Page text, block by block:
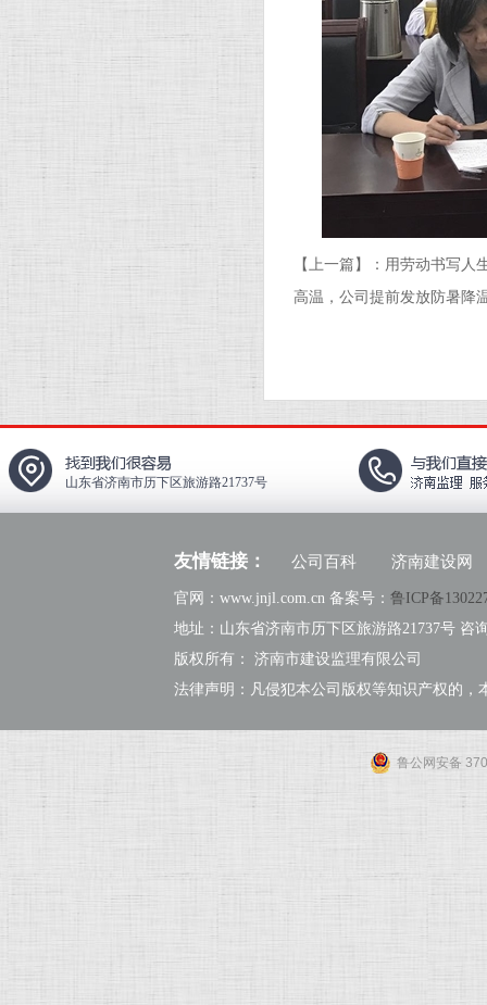
【上一篇】： 用劳动书写人
高温，公司提前发放防暑降
山东省济南市历下区旅游路21737号
友情链接： 公司百科 济南建设网
官网：www.jnjl.com.cn 备案号： 鲁ICP备
地址：山东省济南市历下区旅游路21737号 咨
版权所有： 济南市建设监理有限公司
法律声明：凡侵犯本公司版权等知识产权的，
鲁公网安备